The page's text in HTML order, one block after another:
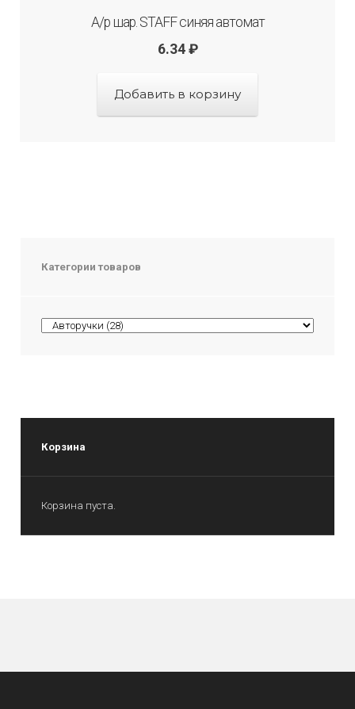
А/р шар. STAFF синяя автомат
6.34 ₽
Добавить в корзину
Категории товаров
Корзина
Корзина пуста.